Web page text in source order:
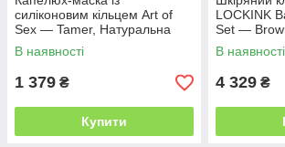
силіконовим кільцем Art of
Sex — Tamer, Натуральна
шкіра, колір Чорний
В наявності
1 379 ₴
Купити
LOCKINK
Set —
В наявності
4 329 ₴